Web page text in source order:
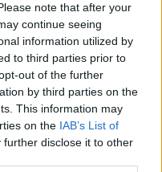
note that after your
continue seeing
information utilized by
to third parties prior to
out of the further
by third parties on the
This information may
on the IAB’s List of
further disclose it to other